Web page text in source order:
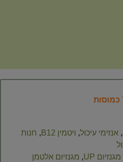
, אנזימי עיכול, ויטמין B12 , חנות
מגנזיום UP , מגנזיום אלטמן